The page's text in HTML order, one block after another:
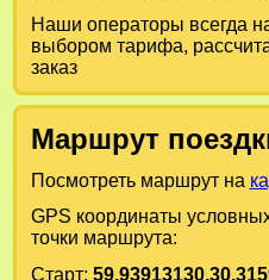
Наши операторы всегда
выбором тарифа,
заказ
Маршрут
Посмотреть маршрут на
GPS координаты
точки маршрута:
Старт: